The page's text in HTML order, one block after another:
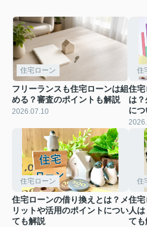
住宅ローン
フリーランスも住宅ローンは組
める？審査のポイントも解説
2026.07.10
住
住宅
は
に
住宅ローン
住宅ローンの借り換えとは？メ
リットや活用のポイントについ
ても解説
住
住宅
人
ても